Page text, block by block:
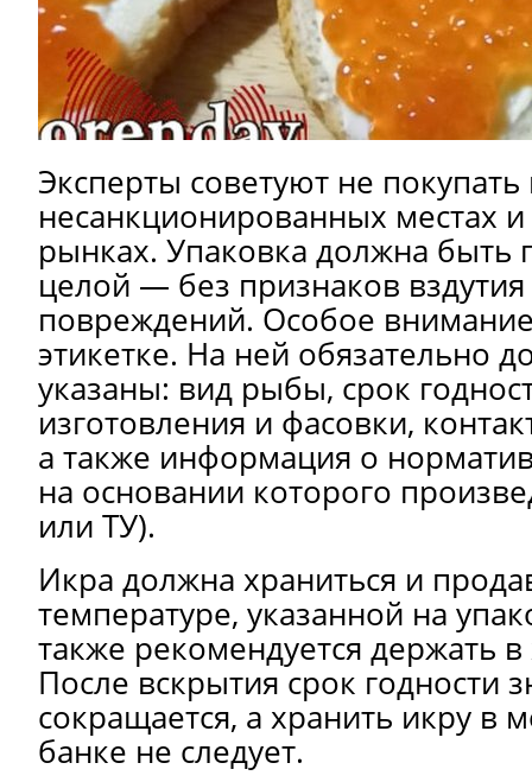
Эксперты советуют не покупать
несанкционированных местах
рынках. Упаковка должна быть
целой — без признаков
повреждений. Особое внимание
этикетке. На ней обязательно
указаны: вид рыбы, срок
изготовления и фасовки,
а также информация о
на основании которого
или ТУ).
Икра должна храниться и
температуре, указанной на
также рекомендуется держать
После вскрытия срок годности
сокращается, а хранить икру в
банке не следует.